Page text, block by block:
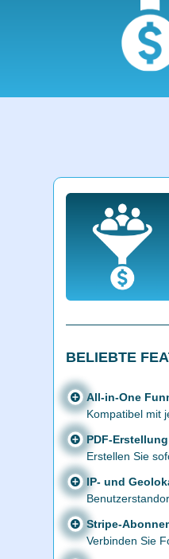
BELIEBTE
All-in-One
Kompatibel mit
PDF-Erstellung
Erstellen Sie
IP- und
Stripe-
Verbinden Sie